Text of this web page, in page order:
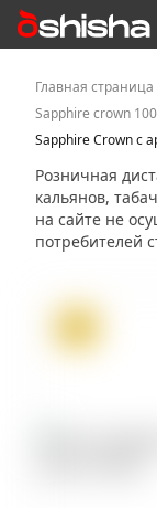
Главная страница
Sapphire crown
Sapphire Crown с
Розничная
кальянов,
на сайте не
потребителей